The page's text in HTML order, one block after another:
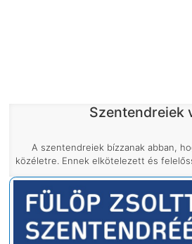
Szentendreiek
A szentendreiek bízzanak abban,
közéletre. Ennek elkötelezett és